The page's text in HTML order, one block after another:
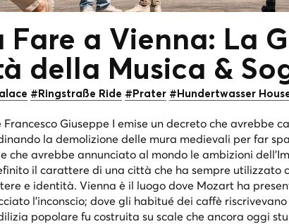
Fare a Vienna: La
della Musica &
#Ringstraße Ride #Prater #Hundertwasser
Francesco Giuseppe I emise un decreto che avrebbe
la demolizione delle mura medievali per far
che avrebbe annunciato al mondo le ambizioni
il carattere di una città che ha sempre utilizzato
e identità. Vienna è il luogo dove Mozart ha
l'inconscio; dove gli habitué dei caffè
popolare fu costruita su scale che ancora oggi